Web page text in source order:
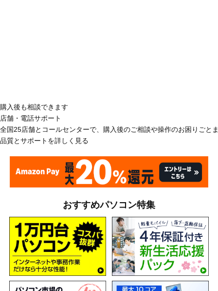
購入後も相談できます
店舗・電話サポート
全国25店舗とコールセンターで、購入後のご相談や操作のお困りごと
品質とサポートを詳しく見る
おすすめパソコン特集